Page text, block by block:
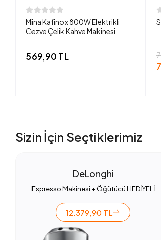
Mina Kafinox 800W Elektrikli
Cezve Çelik Kahve Makinesi
569,90 TL
Sizin İçin Seçtiklerimiz
DeLonghi
Espresso Makinesi + Öğütücü HEDİYELİ
12.379,90 TL